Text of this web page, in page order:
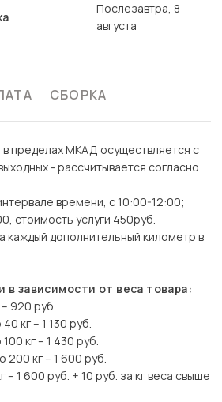
Послезавтра, 8
августа
СБОРКА
пределах МКАД осуществляется с
- рассчитывается согласно
времени, с 10:00-12:00;
стоимость услуги 450руб.
каждый дополнительный километр в
в зависимости от веса товара:
920 руб.
кг – 1 130 руб.
кг – 1 430 руб.
200 кг – 1 600 руб.
– 1 600 руб. + 10 руб. за кг веса свыше